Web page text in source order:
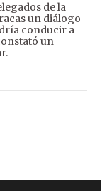
de la
un diálogo
conducir a
un